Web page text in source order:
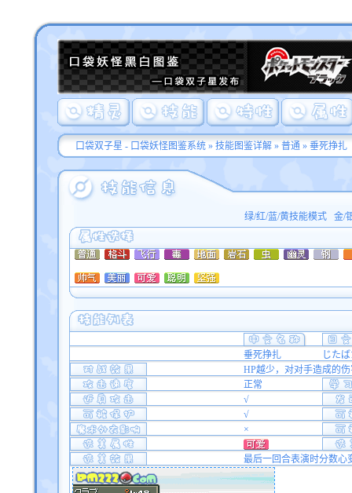
口袋双子星 - 口袋妖怪图鉴系统» 技能图鉴详解» 普通» 垂死挣扎
绿/红/蓝/黄技能模式 金/
垂死挣扎
じた
HP越少，对对手造成的
正常
√
√
×
最后一回合表演时分数心